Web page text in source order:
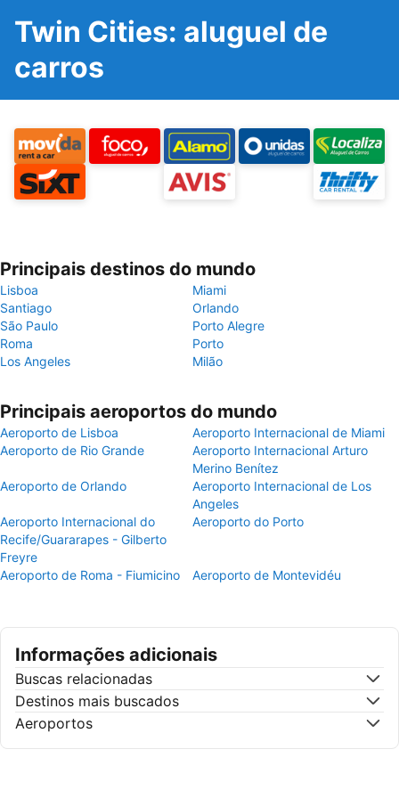
Twin Cities: aluguel de
carros
Principais destinos do mundo
Lisboa
Miami
Santiago
Orlando
São Paulo
Porto Alegre
Roma
Porto
Los Angeles
Milão
Principais aeroportos do mundo
Aeroporto de Lisboa
Aeroporto Internacional de Miami
Aeroporto de Rio Grande
Aeroporto Internacional Arturo
Merino Benítez
Aeroporto de Orlando
Aeroporto Internacional de Los
Angeles
Aeroporto Internacional do
Recife/Guararapes - Gilberto
Freyre
Aeroporto do Porto
Aeroporto de Roma - Fiumicino Aeroporto de Montevidéu
Informações adicionais
Buscas relacionadas
Destinos mais buscados
Aeroportos